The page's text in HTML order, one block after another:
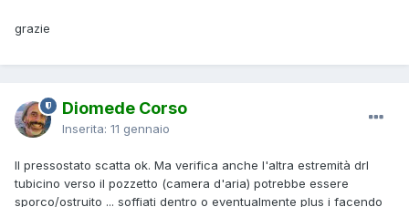
grazie
Diomede Corso
Inserita: 11 gennaio
Il pressostato scatta ok. Ma verifica anche l'altra estremità drl
tubicino verso il pozzetto (camera d'aria) potrebbe essere
sporco/ostruito ... soffiati dentro o eventualmente plus i facendo